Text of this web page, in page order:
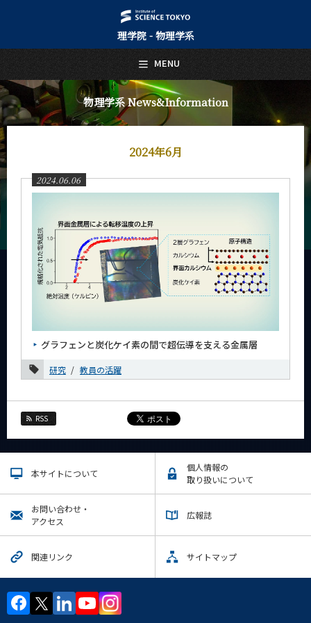
理学院 - 物理学系
物理学系 News&Information
2024年6月
2024.06.06
グラフェンと炭化ケイ素の間で超伝導を支える金属層
研究 教員の活躍
RSS
本サイトについて
個人情報の
取り扱いについて
お問い合わせ・
アクセス
広報誌
関連リンク サイトマップ
MENU
日本語 English
トップページ
Top Page
物理学系について
About Us
教員・研究室
未来
Future
入学案内
Admissions
News 一覧
カテゴリ別
月別
2026年
2025年
2024年
12月
8月
7月